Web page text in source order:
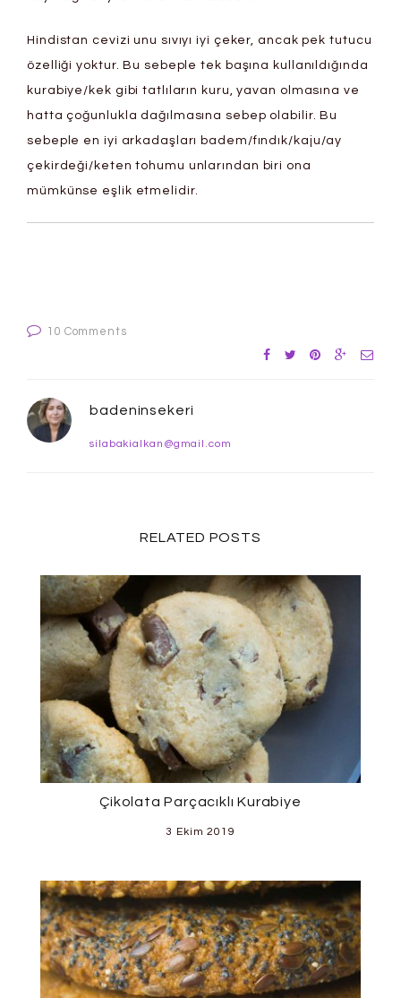
Hindistan cevizi unu sıvıyı iyi çeker, ancak pek tutucu
özelliği yoktur. Bu sebeple tek başına kullanıldığında
kurabiye/kek gibi tatlıların kuru, yavan olmasına ve
hatta çoğunlukla dağılmasına sebep olabilir. Bu
sebeple en iyi arkadaşları badem/fındık/kaju/ay
çekirdeği/keten tohumu unlarından biri ona
mümkünse eşlik etmelidir.
10 Comments
badeninsekeri
silabakialkan@gmail.com
RELATED POSTS
Çikolata Parçacıklı Kurabiye
3 Ekim 2019